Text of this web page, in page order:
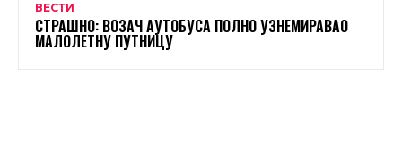
ВЕСТИ
СТРАШНО: ВОЗАЧ АУТОБУСА ПОЛНО УЗНЕМИРАВАО
МАЛОЛЕТНУ ПУТНИЦУ